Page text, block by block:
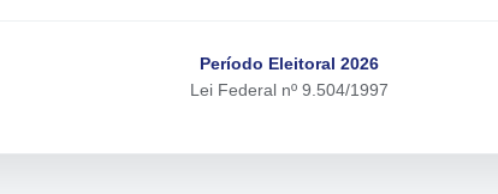
Período Eleitoral 2026
Lei Federal nº 9.504/1997